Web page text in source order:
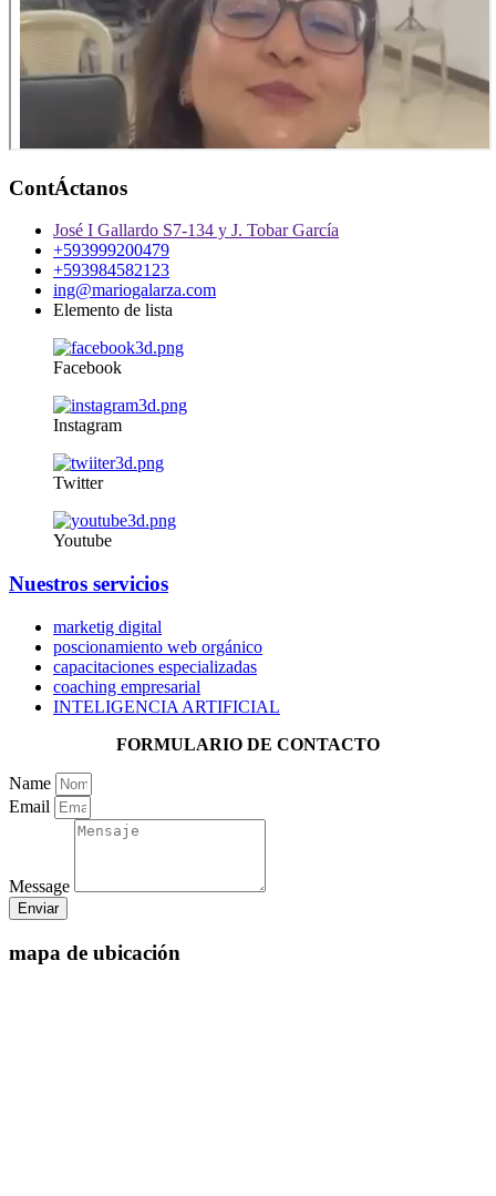
ContÁctanos
José I Gallardo S7-134 y J. Tobar García
+593999200479
+593984582123
ing@mariogalarza.com
Elemento de lista
Facebook
Instagram
Twitter
Youtube
Nuestros servicios
marketig digital
poscionamiento web orgánico
capacitaciones especializadas
coaching empresarial
INTELIGENCIA ARTIFICIAL
FORMULARIO DE CONTACTO
Name
Email
Message
Enviar
mapa de ubicación